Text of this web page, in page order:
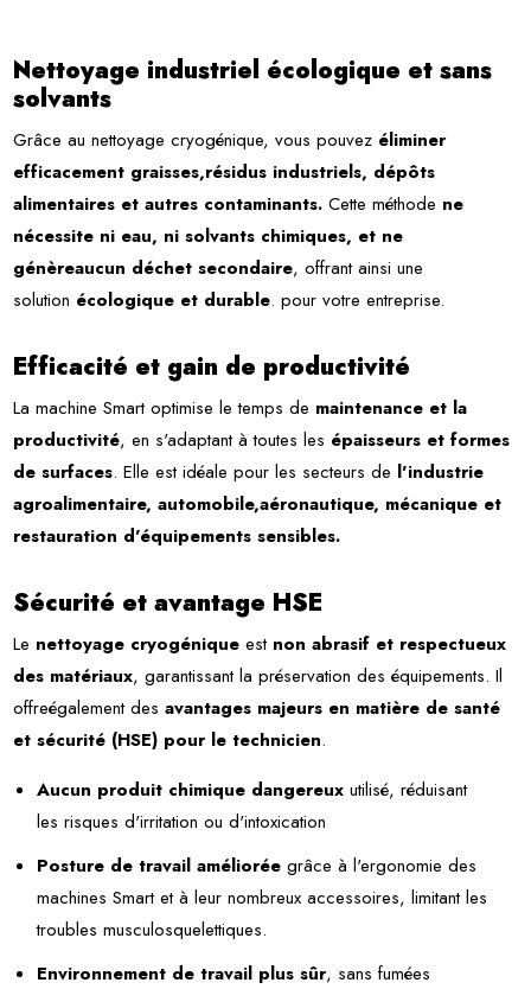
Nettoyage industriel écologique et sans
solvants
Grâce au nettoyage cryogénique, vous pouvez éliminer
efficacement graisses,résidus industriels, dépôts
alimentaires et autres contaminants. Cette méthode ne
nécessite ni eau, ni solvants chimiques, et ne
génèreaucun déchet secondaire, offrant ainsi une
solution écologique et durable. pour votre entreprise.
Efficacité et gain de productivité
La machine Smart optimise le temps de maintenance et la
productivité, en s'adaptant à toutes les épaisseurs et formes
de surfaces. Elle est idéale pour les secteurs de l'industrie
agroalimentaire, automobile,aéronautique, mécanique et
restauration d'équipements sensibles.
Sécurité et avantage HSE
Le nettoyage cryogénique est non abrasif et respectueux
des matériaux, garantissant la préservation des équipements. Il
offreégalement des avantages majeurs en matière de santé
et sécurité (HSE) pour le technicien.
Aucun produit chimique dangereux utilisé, réduisant
les risques d'irritation ou d'intoxication
Posture de travail améliorée grâce à l'ergonomie des
machines Smart et à leur nombreux accessoires, limitant les
troubles musculosquelettiques.
Environnement de travail plus sûr, sans fumées